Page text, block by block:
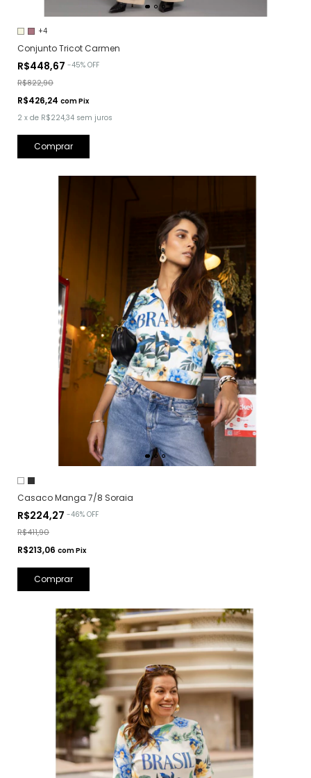
+4
Conjunto Tricot Carmen
R$448,67 -45% OFF
R$822,90
R$426,24 comPix
2 x de R$224,34 sem juros
Comprar
Casaco Manga 7/8 Soraia
R$224,27 -46% OFF
R$411,90
R$213,06 comPix
Comprar